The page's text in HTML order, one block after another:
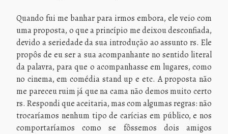
Quando fui me banhar para irmos embora, ele veio com
uma proposta, o que a princípio me deixou desconfiada,
devido a seriedade da sua introdução ao assunto rs. Ele
propôs de eu ser a sua acompanhante no sentido literal
da palavra, para que o acompanhasse em lugares, como
no cinema, em comédia stand up e etc. A proposta não
me pareceu ruim já que na cama não demos muito certo
rs. Respondi que aceitaria, mas com algumas regras: não
trocaríamos nenhum tipo de carícias em público, e nos
comportaríamos como se fôssemos dois amigos